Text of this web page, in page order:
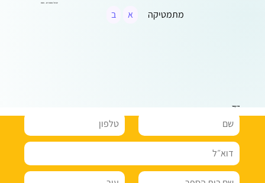
ים של מספרים - פסח
א ב מתמטיקה
צרו קשר